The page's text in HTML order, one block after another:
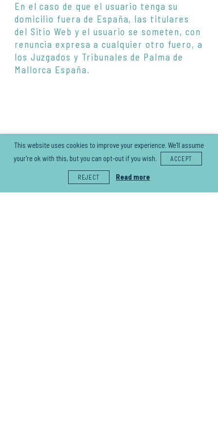
En el caso de que el usuario tenga su
domicilio fuera de España, las titulares
del Sitio Web y el usuario se someten, con
renuncia expresa a cualquier otro fuero, a
los Juzgados y Tribunales de Palma de
Mallorca España.
This website uses cookies to improve your experience. We'll assume
your're ok with this, but you can opt-out if you wish.
ACCEPT
REJECT Read more
RESERVAR